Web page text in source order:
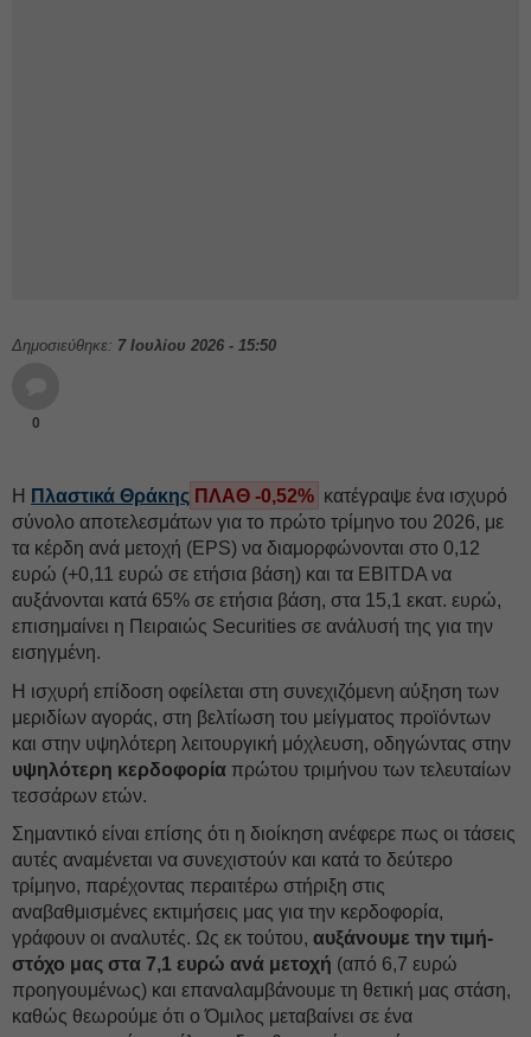
Δημοσιεύθηκε: 7 Ιουλίου 2026 - 15:50
0
Η Πλαστικά Θράκης ΠΛΑΘ -0,52% κατέγραψε ένα ισχυρό
σύνολο αποτελεσμάτων για το πρώτο τρίμηνο του 2026, με
τα κέρδη ανά μετοχή (EPS) να διαμορφώνονται στο 0,12
ευρώ (+0,11 ευρώ σε ετήσια βάση) και τα EBITDA να
αυξάνονται κατά 65% σε ετήσια βάση, στα 15,1 εκατ. ευρώ,
επισημαίνει η Πειραιώς Securities σε ανάλυσή της για την
εισηγμένη.
Η ισχυρή επίδοση οφείλεται στη συνεχιζόμενη αύξηση των
μεριδίων αγοράς, στη βελτίωση του μείγματος προϊόντων
και στην υψηλότερη λειτουργική μόχλευση, οδηγώντας στην
υψηλότερη κερδοφορία πρώτου τριμήνου των τελευταίων
τεσσάρων ετών.
Σημαντικό είναι επίσης ότι η διοίκηση ανέφερε πως οι τάσεις
αυτές αναμένεται να συνεχιστούν και κατά το δεύτερο
τρίμηνο, παρέχοντας περαιτέρω στήριξη στις
αναβαθμισμένες εκτιμήσεις μας για την κερδοφορία,
γράφουν οι αναλυτές. Ως εκ τούτου, αυξάνουμε την τιμή-
στόχο μας στα 7,1 ευρώ ανά μετοχή (από 6,7 ευρώ
προηγουμένως) και επαναλαμβάνουμε τη θετική μας στάση,
καθώς θεωρούμε ότι ο Όμιλος μεταβαίνει σε ένα